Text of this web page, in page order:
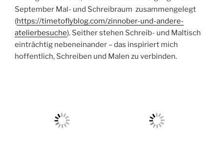
September Mal- und Schreibraum zusammengelegt
(https://timetoflyblog.com/zinnober-und-andere-
atelierbesuche). Seither stehen Schreib- und Maltisch
einträchtig nebeneinander – das inspiriert mich
hoffentlich, Schreiben und Malen zu verbinden.